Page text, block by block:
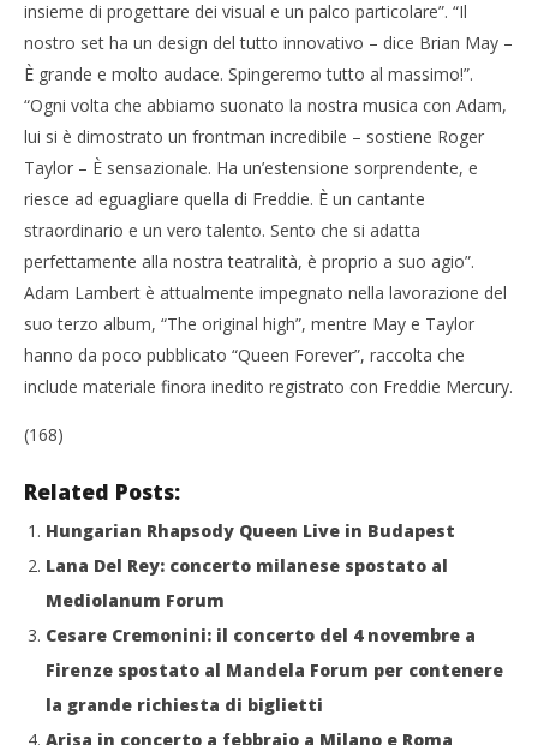
insieme di progettare dei visual e un palco particolare”. “Il
nostro set ha un design del tutto innovativo – dice Brian May –
È grande e molto audace. Spingeremo tutto al massimo!”.
“Ogni volta che abbiamo suonato la nostra musica con Adam,
lui si è dimostrato un frontman incredibile – sostiene Roger
Taylor – È sensazionale. Ha un’estensione sorprendente, e
riesce ad eguagliare quella di Freddie. È un cantante
straordinario e un vero talento. Sento che si adatta
perfettamente alla nostra teatralità, è proprio a suo agio”.
Adam Lambert è attualmente impegnato nella lavorazione del
suo terzo album, “The original high”, mentre May e Taylor
hanno da poco pubblicato “Queen Forever”, raccolta che
include materiale finora inedito registrato con Freddie Mercury.
(168)
Related Posts:
Hungarian Rhapsody Queen Live in Budapest
Lana Del Rey: concerto milanese spostato al
Mediolanum Forum
Cesare Cremonini: il concerto del 4 novembre a
Firenze spostato al Mandela Forum per contenere
la grande richiesta di biglietti
Arisa in concerto a febbraio a Milano e Roma